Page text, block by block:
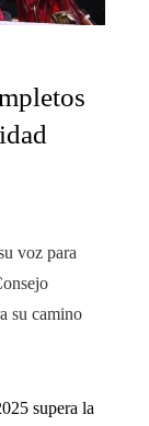
voz para
su camino